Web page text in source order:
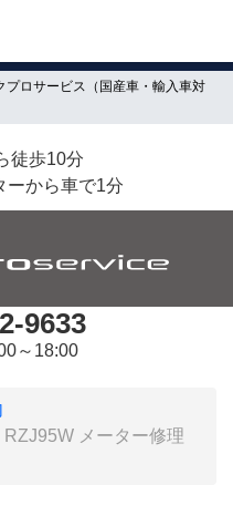
プロサービス（国産車・輸入車対
徒歩10分
ーから車で1分
9633
～18:00
メーター修理